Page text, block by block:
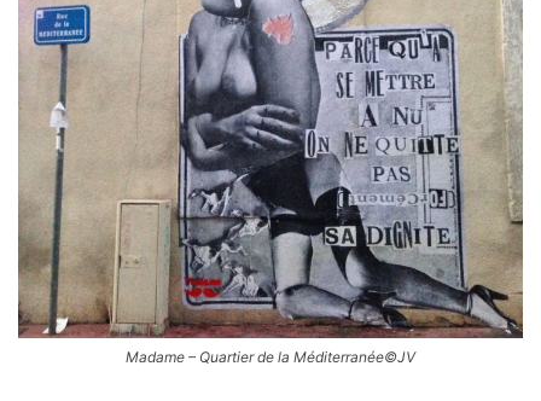
Madame – Quartier de la Méditerranée©JV